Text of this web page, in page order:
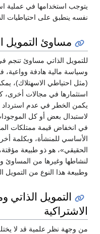
يتوجب استخدامها في عملية
نفسه ينطبق على احتياطيات
مساوئ التمويل
للتمويل الذاتي مساوئ تنجم
وسياسة مالية هادفة وواعية،
(مثل احتياطي الاسهتلاك)،
استثمارها في مجالات أخرى،
يكمن الخطر في عدم استرداد
لاستبدال بعض أو كل الموجودات
في انخفاض قيمة ممتلكات
الأساسي للمنشأة، وبكلمة أخرى
الحقيقي»، هو ذو طبيعة مؤقتة،
لنشاطها وغيرها من المساوئ
وطبيعة هذا النوع من التمويل
التمويل الذاتي
الاشتراكية
من وجهة نظر علمية قد لا يختلف